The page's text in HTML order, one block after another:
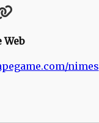
Web
nimes